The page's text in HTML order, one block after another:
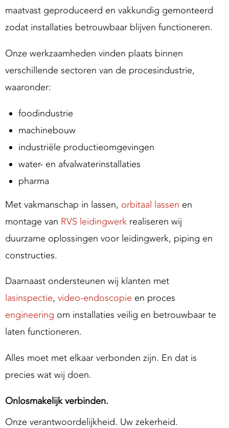
maatvast geproduceerd en vakkundig gemonteerd
zodat installaties betrouwbaar blijven functioneren.
Onze werkzaamheden vinden plaats binnen
verschillende sectoren van de procesindustrie,
waaronder:
foodindustrie
machinebouw
industriële productieomgevingen
water- en afvalwaterinstallaties
pharma
Met vakmanschap in lassen, orbitaal lassen en
montage van RVS leidingwerk realiseren wij
duurzame oplossingen voor leidingwerk, piping en
constructies.
Daarnaast ondersteunen wij klanten met
lasinspectie, video-endoscopie en proces
engineering om installaties veilig en betrouwbaar te
laten functioneren.
Alles moet met elkaar verbonden zijn. En dat is
precies wat wij doen.
Onlosmakelijk verbinden.
Onze verantwoordelijkheid. Uw zekerheid.